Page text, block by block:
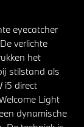
eyecatcher
verlichte
het
stilstand als
i5 direct
Light
dynamische